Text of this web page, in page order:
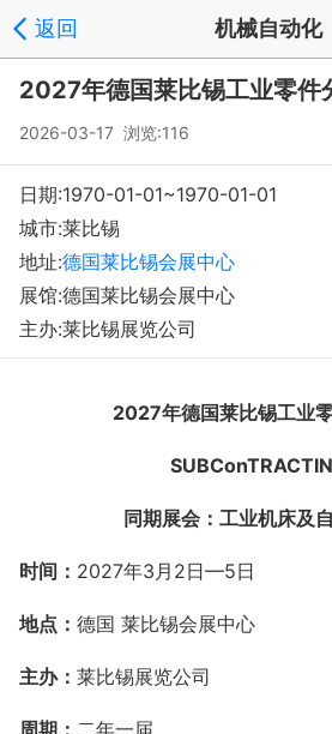
返回 机械自动化
2027年德国莱比锡工业零件
2026-03-17 浏览:116
日期:1970-01-01~1970-01-01
城市:莱比锡
地址:德国莱比锡会展中心
展馆:德国莱比锡会展中心
主办:莱比锡展览公司
2027年德国莱比锡工业
SUBCo
同期展会： 工业机床及
时间： 2027年3月2日—5日
地点： 德国 莱比锡会展中心
主办： 莱比锡展览公司
周期： 二年一届
会员中心 反馈
Copyright © 2008-2018 环球会展网